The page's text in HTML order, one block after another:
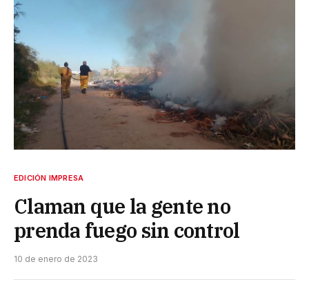
EDICIÓN IMPRESA
Claman que la gente no
prenda fuego sin control
10 de enero de 2023